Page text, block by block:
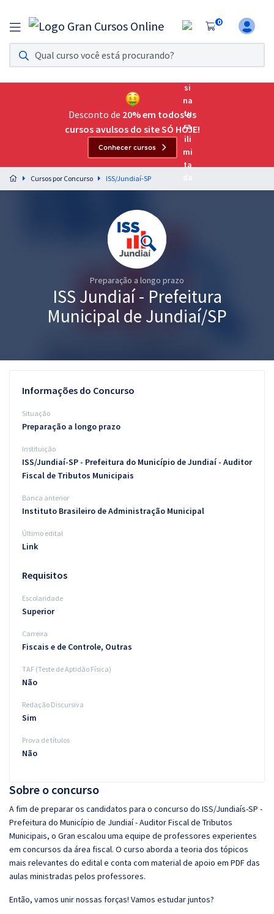
0
Assinatura Ilimitada 11
Acesso a todos os cursos. Teste grátis por 7 dias!
Assinatura OAB Até Passar
Acesso ilimitado a toda preparação para o Exame da
Preparação completa e intensiva para as principais
residências em saúde do Brasil
Graduação
Conteúdo gratuito
Blog
Aprovados
Atendimento
Desconto de 20% em todos os
cursos avulsos do site SÓ HOJE!
Conhecer cursos
Cursos por Concurso ISS/Jundiaí-SP
Preparação a longo prazo
ISS Jundiaí - Prefeitura
Municipal de Jundiaí/SP
Sobre o concurso
A fim de preparar os candidatos para o concurso do ISS/Jundiaís-SP -
Prefeitura do Município de Jundiaí - Auditor Fiscal de Tributos
Municipais, o Gran escalou uma equipe de professores experientes
em concursos da área fiscal. O curso aborda a teoria dos tópicos
mais relevantes do edital e conta com material de apoio em PDF das
aulas ministradas pelos professores.
Então, vamos unir nossas forças! Vamos estudar juntos?
Informações do Concurso
Situação
Preparação a longo prazo
Instituição
ISS/Jundiaí-SP - Prefeitura do Município de Jundiaí - Auditor
Fiscal de Tributos Municipais
Banca anterior
Instituto Brasileiro de Administração Municipal
Último edital
Link
Requisitos
Escolaridade
Superior
Carreira
Fiscais e de Controle, Outras
TAF (Teste de Aptidão Física)
Não
Redação Discursiva
Sim
Prova de títulos
Não